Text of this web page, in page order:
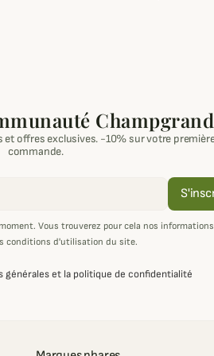
Champgrand
et offres exclusives. -10% sur votre
commande.
Vous trouverez pour cela nos
conditions d'utilisation du site.
générales et la politique de confidentialité